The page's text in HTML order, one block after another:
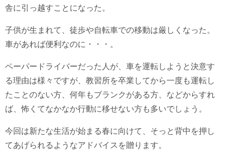
舎に引っ越すことになった。
子供が生まれて、徒歩や自転車での移動は厳しくなった。
車があれば便利なのに・・・。
ペーパードライバーだった人が、車を運転しようと決意す
る理由は様々ですが、教習所を卒業してから一度も運転し
たことのない方、何年もブランクがある方、などからすれ
ば、怖くてなかなか行動に移せない方も多いでしょう。
今回は新たな生活が始まる春に向けて、そっと背中を押し
てあげられるようなアドバイスを贈ります。